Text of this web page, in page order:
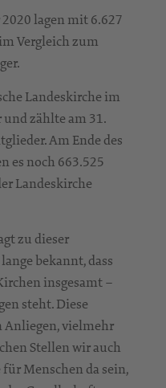
lagen mit 6.627
Vergleich zum
Landeskirche im
zählte am 31.
Am Ende des
es noch 663.525
Landeskirche
zu dieser
bekannt, dass
insgesamt –
steht. Diese
vielmehr
Stellen wir auch
Menschen da sein,